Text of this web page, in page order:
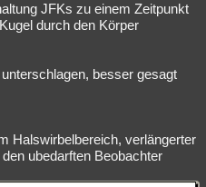
JFKs zu einem Zeitpunkt
durch den Körper
besser gesagt
Halswirbelbereich, verlängerter
ubedarften Beobachter